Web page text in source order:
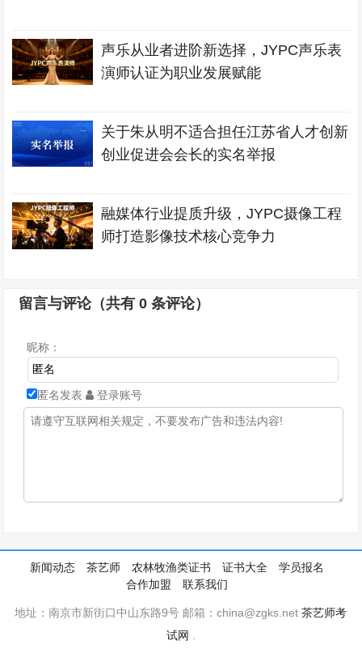
声乐从业者进阶新选择，JYPC声乐表
演师认证为职业发展赋能
关于朱从明不适合担任江苏省人才创新
创业促进会会长的实名举报
融媒体行业提质升级，JYPC摄像工程
师打造影像技术核心竞争力
留言与评论（共有0 条评论）
昵称：
匿名发表 登录账号
新闻动态 茶艺师 农林牧渔类证书 证书大全
学员报名
合作加盟
联系我们
地址：南京市新街口中山东路9号 邮箱：china@zgks.net茶艺师考
试网